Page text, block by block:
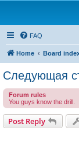
FAQ
Home Board
Следующая
Forum rules
You guys know the drill.
Post Reply